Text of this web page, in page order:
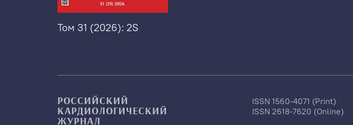
Том 31 (2026): 2S
РОССИЙСКИЙ
КАРДИОЛОГИЧЕСКИЙ
ЖУРНАЛ
ISSN 1560-4071 (Print)
ISSN 2618-7620 (Online)